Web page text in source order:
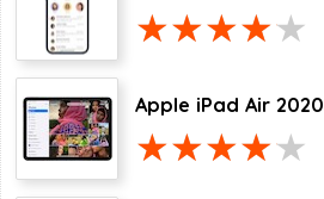
Apple iPad Air 2020